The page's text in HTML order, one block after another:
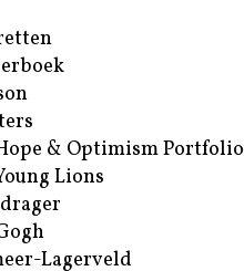
& Optimism Portfolio
Lions
Lagerveld